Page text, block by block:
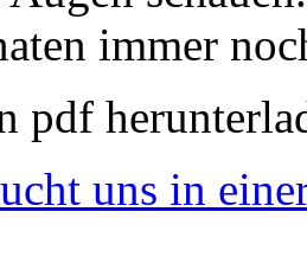
immer
pdf
uns in